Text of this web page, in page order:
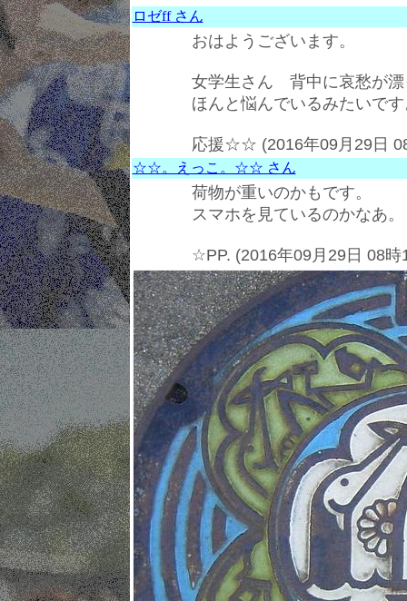
ロゼff さん
おはようございます。
女学生さん 背中に哀愁が漂
ほんと悩んでいるみたいで
応援☆☆ (2016年09月29日
☆☆。えっこ。☆☆ さん
荷物が重いのかもです。
スマホを見ているのかなあ。
☆PP. (2016年09月29日 08時